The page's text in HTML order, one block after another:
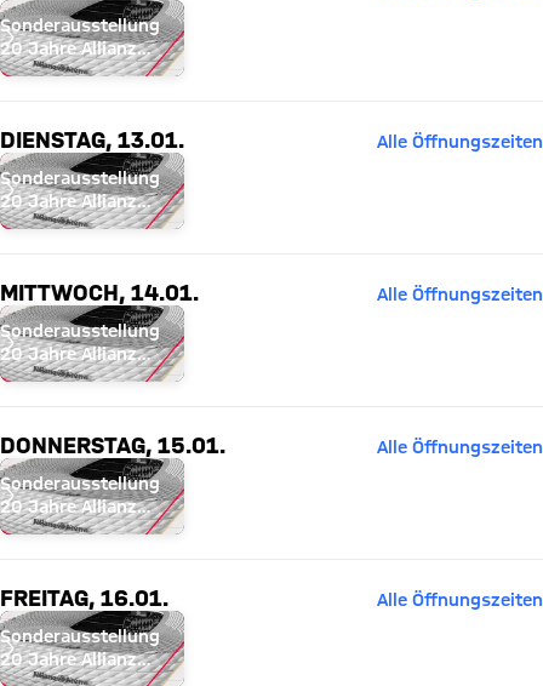
Sonderausstellung
20 Jahre Allianz
Arena
DIENSTAG, 13.01.
Alle Öffnungszeiten
Sonderausstellung
20 Jahre Allianz
Arena
MITTWOCH, 14.01.
Alle Öffnungszeiten
Sonderausstellung
20 Jahre Allianz
Arena
DONNERSTAG, 15.01.
Alle Öffnungszeiten
Sonderausstellung
20 Jahre Allianz
Arena
FREITAG, 16.01.
Alle Öffnungszeiten
Sonderausstellung
20 Jahre Allianz